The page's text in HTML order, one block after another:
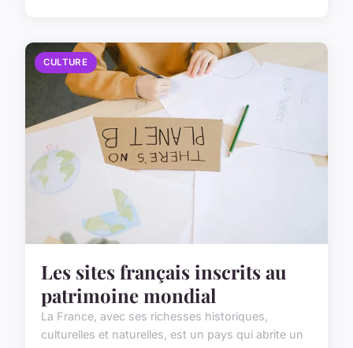
CULTURE
Les sites français inscrits au
patrimoine mondial
La France, avec ses richesses historiques,
culturelles et naturelles, est un pays qui abrite un